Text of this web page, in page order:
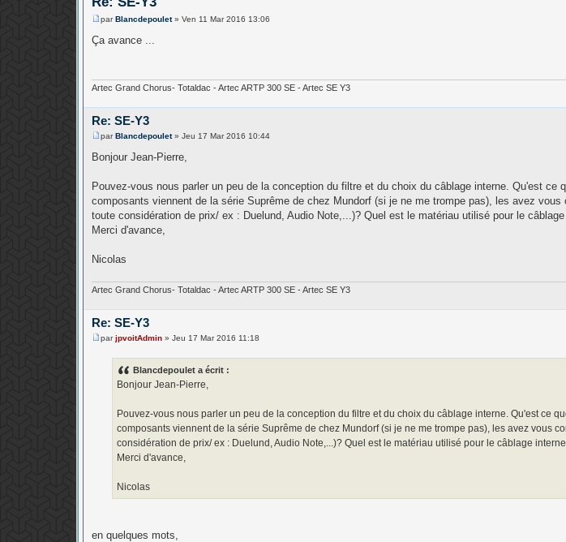
M
s
e
parBlancdepoulet» Ven 11 Mar 2016 13:06
Ça avance ...
Artec Grand Chorus- Totaldac - Artec ARTP 300 SE - Artec SE Y3
Re: SE-Y3
M
e
s
a
g
e
parBlancdepoulet» Jeu 17 Mar 2016 10:44
Bonjour Jean-Pierre,
Pouvez-vous nous parler un peu de la conception du filtre et du choix du câblage interne. Qu'est ce
composants viennent de la série Suprême de chez Mundorf (si je ne me trompe pas), les avez
toute considération de prix/ ex : Duelund, Audio Note,...)? Quel est le matériau utilisé pour le
Merci d'avance,
Nicolas
Artec Grand Chorus- Totaldac - Artec ARTP 300 SE - Artec SE Y3
Re: SE-Y3
parjpvoitAdmin » Jeu 17 Mar 2016 11:18
Blancdepoulet a écrit :
Bonjour Jean-Pierre,
Pouvez-vous nous parler un peu de la conception du filtre et du choix du câblage interne. Qu'est ce
composants viennent de la série Suprême de chez Mundorf (si je ne me trompe pas), les avez vous
considération de prix/ ex : Duelund, Audio Note,...)? Quel est le matériau utilisé pour le câblage
Merci d'avance,
Nicolas
en quelques mots,